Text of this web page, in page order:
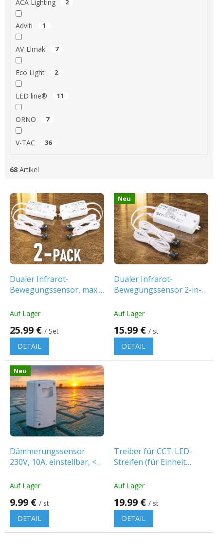
ACA Lighting 2
Adviti 1
AV-Elmak 7
Eco Light 2
LED line® 11
ORNO 7
V-TAC 36
68 Artikel
d
Dualer Infrarot-
Bewegungssensor, max.
Auf Lager
25.99 € / Set
DETAIL
Neu
Dualer Infrarot-
Bewegungssensor 2-in-1
offen/geschlossen), max.
Auf Lager
15.99 € / st
DETAIL
Neu
Dämmerungssensor
230V, 10A, einstellbar, <3-
Auf Lager
9.99 € / st
DETAIL
Treiber für CCT-LED-
Streifen (für Einheit
Auf Lager
19.99 € / st
DETAIL